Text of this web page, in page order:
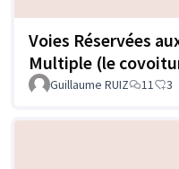
Voies Réservées
Multiple (le
Guillaume RUIZ 11 3